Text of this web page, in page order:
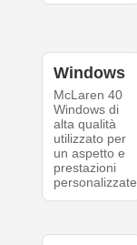
Windows
McLaren 40
Windows di
alta qualità
utilizzato per
un aspetto e
prestazioni
personalizzate.